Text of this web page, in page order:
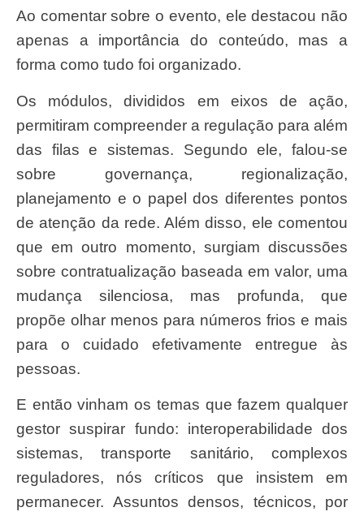
Ao comentar sobre o evento, ele destacou não
apenas a importância do conteúdo, mas a
forma como tudo foi organizado.
Os módulos, divididos em eixos de ação,
permitiram compreender a regulação para além
das filas e sistemas. Segundo ele, falou-se
sobre governança, regionalização,
planejamento e o papel dos diferentes pontos
de atenção da rede. Além disso, ele comentou
que em outro momento, surgiam discussões
sobre contratualização baseada em valor, uma
mudança silenciosa, mas profunda, que
propõe olhar menos para números frios e mais
para o cuidado efetivamente entregue às
pessoas.
E então vinham os temas que fazem qualquer
gestor suspirar fundo: interoperabilidade dos
sistemas, transporte sanitário, complexos
reguladores, nós críticos que insistem em
permanecer. Assuntos densos, técnicos, por